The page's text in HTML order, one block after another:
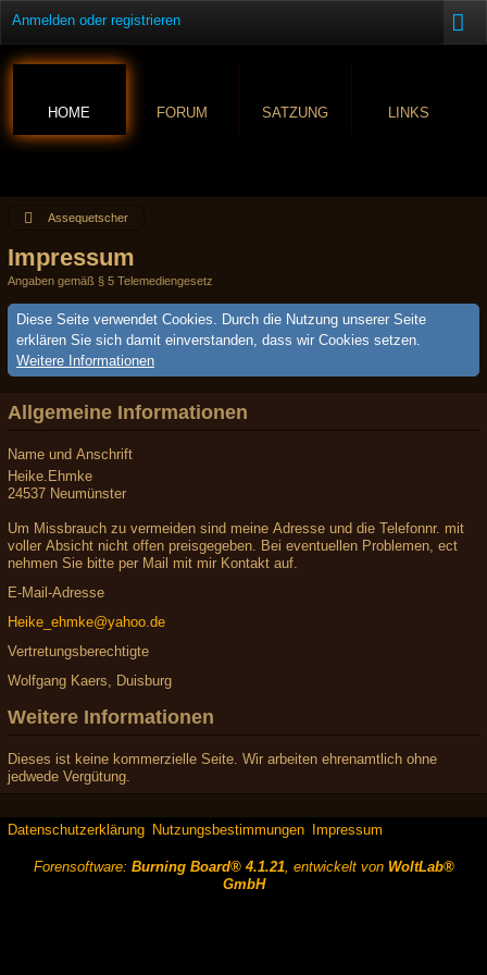
Anmelden oder registrieren
HOME FORUM SATZUNG LINKS
Assequetscher
Impressum
Angaben gemäß § 5 Telemediengesetz
Diese Seite verwendet Cookies. Durch die Nutzung unserer Seite
erklären Sie sich damit einverstanden, dass wir Cookies setzen.
Weitere Informationen
Allgemeine Informationen
Name und Anschrift
Heike.Ehmke
24537 Neumünster
Um Missbrauch zu vermeiden sind meine Adresse und die Telefonnr. mit
voller Absicht nicht offen preisgegeben. Bei eventuellen Problemen, ect
nehmen Sie bitte per Mail mit mir Kontakt auf.
E-Mail-Adresse
Heike_ehmke@yahoo.de
Vertretungsberechtigte
Wolfgang Kaers, Duisburg
Weitere Informationen
Dieses ist keine kommerzielle Seite. Wir arbeiten ehrenamtlich ohne
jedwede Vergütung.
Datenschutzerklärung Nutzungsbestimmungen Impressum
Forensoftware: Burning Board® 4.1.21, entwickelt von WoltLab®
GmbH